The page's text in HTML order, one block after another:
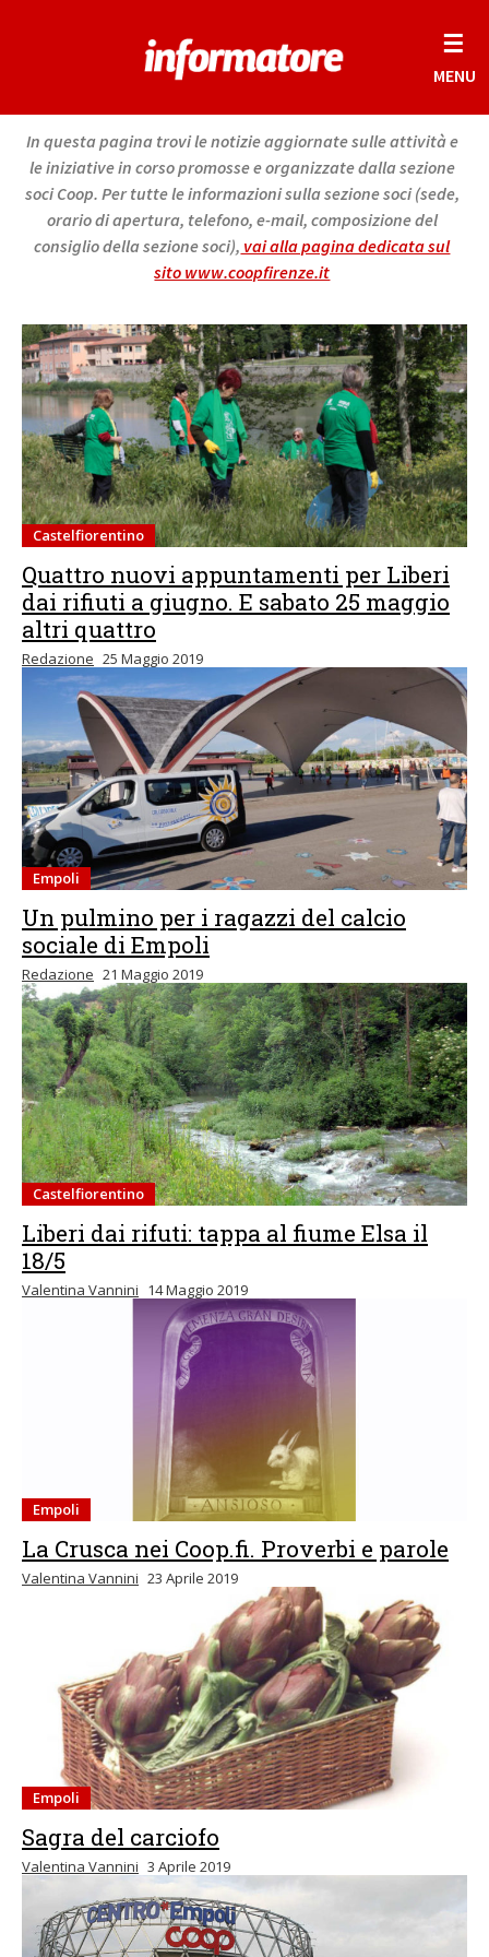
☰
MENU
In questa pagina trovi le notizie aggiornate sulle attività e
le iniziative in corso promosse e organizzate dalla sezione
soci Coop. Per tutte le informazioni sulla sezione soci (sede,
orario di apertura, telefono, e-mail, composizione del
consiglio della sezione soci), vai alla pagina dedicata sul
sito www.coopfirenze.it
Castelfiorentino
Quattro nuovi appuntamenti per Liberi
dai rifiuti a giugno. E sabato 25 maggio
altri quattro
Redazione 25 Maggio 2019
Empoli
Un pulmino per i ragazzi del calcio
sociale di Empoli
Redazione 21 Maggio 2019
Castelfiorentino
Liberi dai rifuti: tappa al fiume Elsa il
18/5
Valentina Vannini 14 Maggio 2019
Empoli
La Crusca nei Coop.fi. Proverbi e parole
Valentina Vannini 23 Aprile 2019
Empoli
Sagra del carciofo
Valentina Vannini 3 Aprile 2019